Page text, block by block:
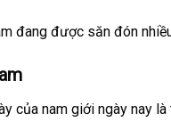
đang được săn đón
của nam giới ngày nay là